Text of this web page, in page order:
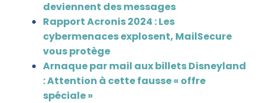
deviennent des messages
Rapport Acronis 2024 : Les
cybermenaces explosent, MailSecure
vous protège
Arnaque par mail aux billets Disneyland
: Attention à cette fausse « offre
spéciale »